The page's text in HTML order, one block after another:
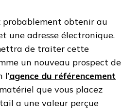
probablement obtenir au
une adresse électronique.
de traiter cette
un nouveau prospect de
l’agence du référencement
que vous placez
a une valeur perçue